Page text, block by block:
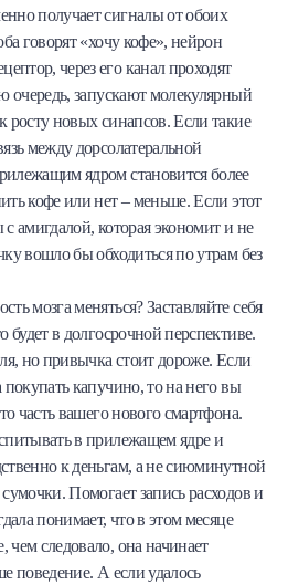
получает сигналы от обоих
говорят «хочу кофе», нейрон
через его канал проходят
очередь, запускают молекулярный
росту новых синапсов. Если такие
между дорсолатеральной
ядром становится более
кофе или нет – меньше. Если этот
амигдалой, которая экономит и не
вошло бы обходиться по утрам без
мозга меняться? Заставляйте себя
будет в долгосрочной перспективе.
но привычка стоит дороже. Если
покупать капучино, то на него вы
часть вашего нового смартфона.
в прилежащем ядре и
к деньгам, а не сиюминутной
Помогает запись расходов и
понимает, что в этом месяце
следовало, она начинает
поведение. А если удалось